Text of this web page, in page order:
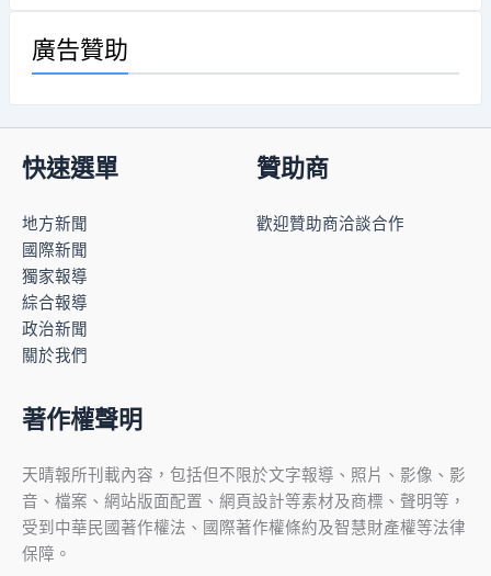
廣告贊助
快速選單
地方新聞
國際新聞
獨家報導
綜合報導
政治新聞
關於我們
贊助商
歡迎贊助商洽談合作
著作權聲明
天晴報所刊載內容，包括但不限於文字報導、照片、影像、影
音、檔案、網站版面配置、網頁設計等素材及商標、聲明等，
受到中華民國著作權法、國際著作權條約及智慧財產權等法律
保障。